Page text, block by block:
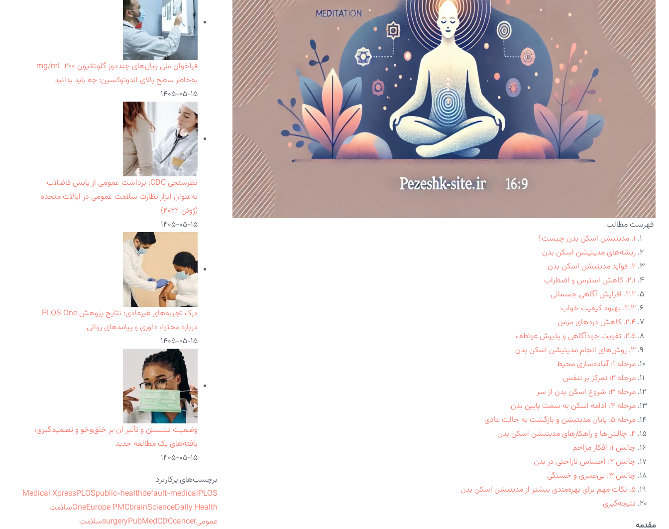
فهرست مطالب
۱. مدیتیشن اسکن بدن چیست؟
ریشه‌های مدیتیشن اسکن بدن
۲. فواید مدیتیشن اسکن بدن
۲.۱. کاهش استرس و اضطراب
۲.۲. افزایش آگاهی جسمانی
۲.۳. بهبود کیفیت خواب
۲.۴. کاهش دردهای مزمن
۲.۵. تقویت خودآگاهی و پذیرش عواطف
۳. روش‌های انجام مدیتیشن اسکن بدن
مرحله ۱: آماده‌سازی محیط
مرحله ۲: تمرکز بر تنفس
مرحله ۳: شروع اسکن بدن از سر
مرحله ۴: ادامه اسکن به سمت پایین بدن
مرحله ۵: پایان مدیتیشن و بازگشت به حالت عادی
۴. چالش‌ها و راهکارهای مدیتیشن اسکن بدن
چالش ۱: افکار مزاحم
چالش ۲: احساس ناراحتی در بدن
چالش ۳: بی‌صبری و خستگی
۵. نکات مهم برای بهره‌مندی بیشتر از مدیتیشن اسکن بدن
نتیجه‌گیری
مقدمه
فراخوان ملی ویال‌های چنددوز گلوتاتیون ۲۰۰ mg/mL
به‌خاطر سطح بالای اندوتوکسین: چه باید بدانید
۱۴۰۵-۰۵-۱۵
نظرسنجی CDC: برداشت عمومی از پایش فاضلاب
به‌عنوان ابزار نظارت سلامت عمومی در ایالات متحده
(ژوئن ۲۰۲۴)
۱۴۰۵-۰۵-۱۵
درک تجربه‌های غیرعادی: نتایج پژوهش PLOS One
درباره محتوا، داوری و پیامدهای روانی
۱۴۰۵-۰۵-۱۵
وضعیت نشستن و تأثیر آن بر خلق‌وخو و تصمیم‌گیری:
یافته‌های یک مطالعه جدید
۱۴۰۵-۰۵-۱۵
برچسب‌های پرکاربرد
Medical XpressPLOSpublic-healthdefault-medicalPLOS
OneEurope PMCbrainScienceDaily Health
سلامت
عمومی
surgeryPubMedCDCcancer
سلامت